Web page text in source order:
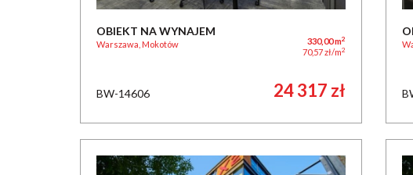
OBIEKT NA WYNAJEM
Warszawa, Mokotów 330,00 m2
70,57 zł/m2
BW-14606 24 317 zł